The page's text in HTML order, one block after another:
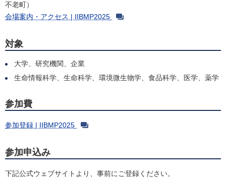
不老町）
会場案内・アクセス | IIBMP2025
対象
大学、研究機関、企業
生命情報科学、生命科学、環境微生物学、食品科学、医学、薬学
参加費
参加登録 | IIBMP2025
参加申込み
下記公式ウェブサイトより、事前にご登録ください。